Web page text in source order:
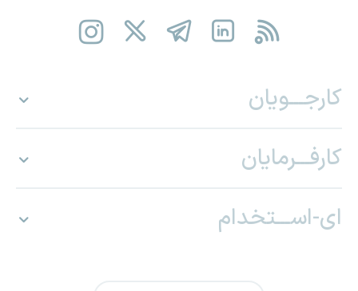
کارجـــویان
کارفـــرمایان
ای-اســـتخدام